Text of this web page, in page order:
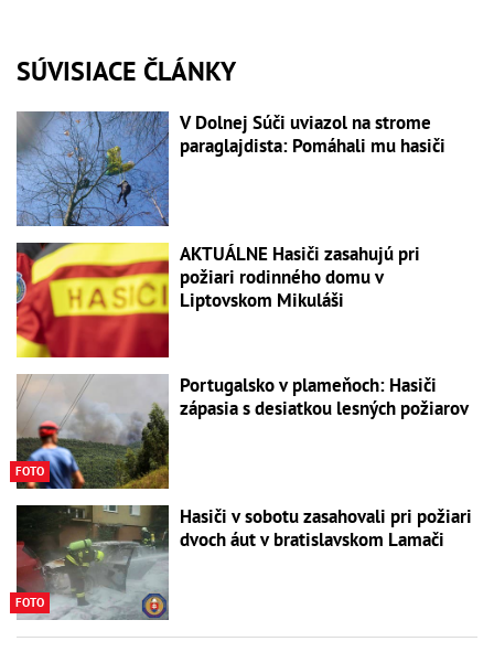
SÚVISIACE ČLÁNKY
V Dolnej Súči uviazol na strome
paraglajdista: Pomáhali mu hasiči
AKTUÁLNE Hasiči zasahujú pri
požiari rodinného domu v
Liptovskom Mikuláši
FOTO
Portugalsko v plameňoch: Hasiči
zápasia s desiatkou lesných požiarov
FOTO
Hasiči v sobotu zasahovali pri požiari
dvoch áut v bratislavskom Lamači